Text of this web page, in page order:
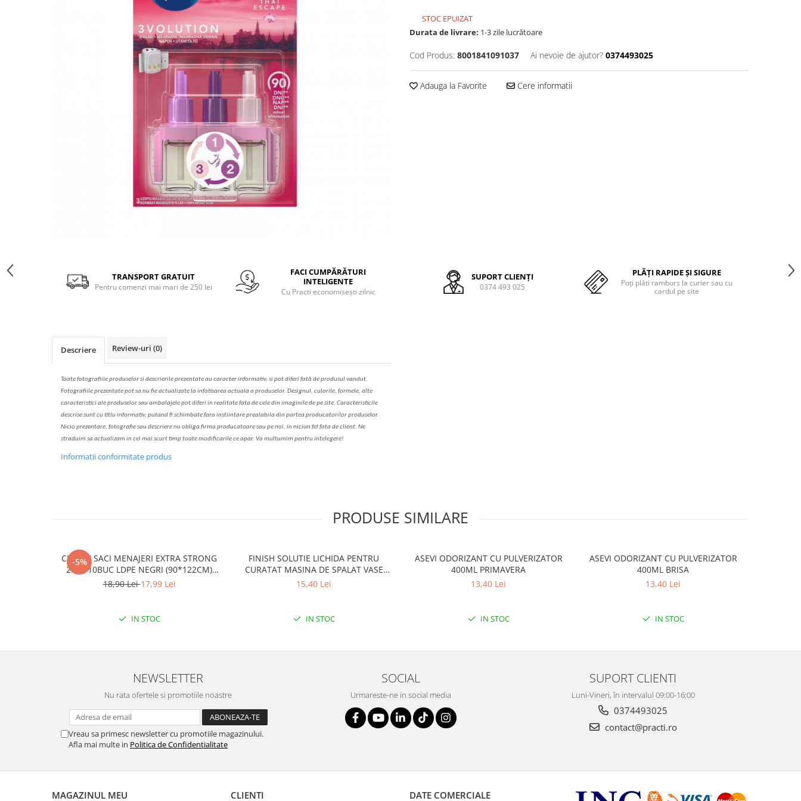
Solutie de indepartat rugina si
Produse pentru curatarea tenului
pentru par, masca de par
Vata demachianta
Facebook
STOC EPUIZAT
Durata de livrare: 1-3 zile lucrătoare
Cod Produs: 8001841091037 Ai nevoie de ajutor? 0374493025
Adauga la Favorite Cere informatii
TRANSPORT GRATUIT
Pentru comenzi mai mari de 250 lei
FACI CUMPĂRĂTURI
INTELIGENTE
Cu Practi economisești zilnic
SUPORT CLIENȚI
0374 493 025
PLĂȚI RAPIDE ȘI SIGURE
Poți plăti ramburs la curier sau cu
cardul pe site
Descriere Review-uri (0)
Toate fotografiile produselorsidescrierileprezentate au caracter informativ, si pot diferi fată de produsul vandut.
Fotografiile prezentate pot sa nu fie actualizate la infatisarea actuala a produselor. Designul, culorile, formele, alte
caracteristici ale produselor sau ambalajele pot diferi in realitate fata de cele din imaginile de pe site. Caracteristicile
descrise sunt cu titlu informativ, putand fi schimbate fara instiintare prealabila din partea producatorilor produselor.
Nicio prezentare, fotografie sau descriere nu obliga firma producatoare sau pe noi, in niciun fel fata de client. Ne
straduim sa actualizam in cel mai scurt timp toate modificarile ce apar. Va multumim pentru intelegere!
Informatii conformitate produs
PRODUSE SIMILARE
-5%
CLINOX SACI MENAJERI EXTRA STRONG
200L/10BUC LDPE NEGRI (90*122CM)
ETICHETA MOV
18,90 Lei17,99 Lei
IN STOC
FINISH SOLUTIE LICHIDA PENTRU
CURATAT MASINA DE SPALAT VASE
250ML LEMON
15,40 Lei
IN STOC
ASEVI ODORIZANT CU PULVERIZATOR
400ML PRIMAVERA
13,40 Lei
IN STOC
ASEVI ODORIZANT CU PULVERIZATOR
400ML BRISA
13,40 Lei
IN STOC
NEWSLETTER
Nu rata ofertele si promotiile noastre
Vreau sa primesc newsletter cu promotiile magazinului.
Afla mai multe in Politica de Confidentialitate
SOCIAL
Urmareste-ne in social media
SUPORT CLIENTI
Luni-Vineri, în intervalul 09:00-16:00
0374493025
contact@practi.ro
MAGAZINUL MEU CLIENTI DATE COMERCIALE